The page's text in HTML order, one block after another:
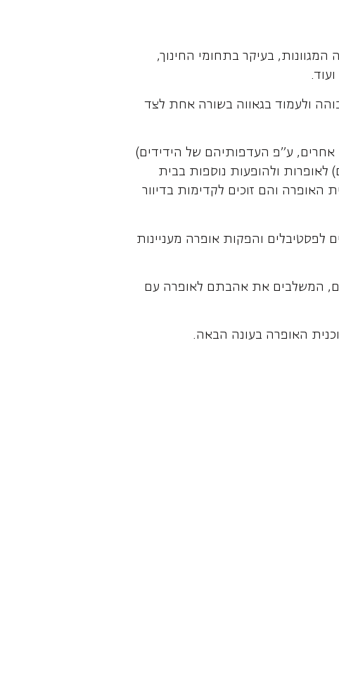
בעיקר בתחומי החינוך,
ולעמוד בגאווה בשורה אחת לצד
אחרים, ע"פ העדפותיהם של הידידים)
לאופרות ולהופעות נוספות בבית
האופרה והם זוכים לקדימות בדיוור
לפסטיבלים והפקות אופרה מעניינות
המשלבים את אהבתם לאופרה עם
האופרה בעונה הבאה.